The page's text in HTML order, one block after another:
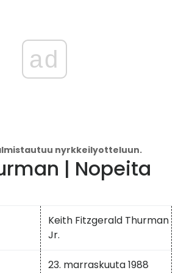
ad
nyrkkeilyotteluun.
| Nopeita
Keith Fitzgerald Thurman
Jr.
23. marraskuuta 1988